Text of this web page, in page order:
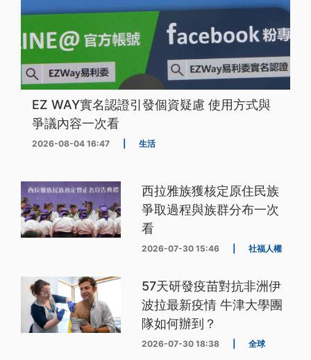
EZ WAY實名認證引發個資疑慮 使用方式與
爭議內容一次看
2026-08-04 16:47 生活
西拉雅族獲核定原住民族
爭取過程與族群分布一次
看
2026-07-30 15:46 社福人權
57天研發疫苗對抗非洲伊
波拉最新疫情 牛津大學團
隊如何辦到？
2026-07-30 18:38 全球